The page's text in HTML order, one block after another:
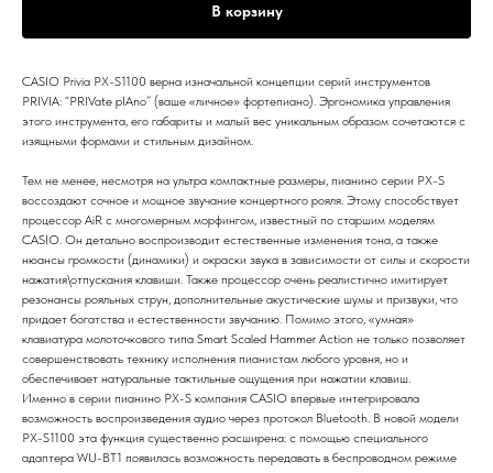
В корзину
CASIO Privia PX-S1100 верна изначальной концепции серий инструментов
PRIVIA: “PRIVate pIAno” (ваше «личное» фортепиано). Эргономика управления
этого инструмента, его габариты и малый вес уникальным образом сочетаются с
изящными формами и стильным дизайном.
Тем не менее, несмотря на ультра компактные размеры, пианино серии PX-S
воссоздают сочное и мощное звучание концертного рояля. Этому способствует
процессор AiR с многомерным морфингом, известный по старшим моделям
CASIO. Он детально воспроизводит естественные изменения тона, а также
нюансы громкости (динамики) и окраски звука в зависимости от силы и скорости
нажатия\отпускания клавиши. Также процессор очень реалистично имитирует
резонансы рояльных струн, дополнительные акустические шумы и призвуки, что
придает богатства и естественности звучанию. Помимо этого, «умная»
клавиатура молоточкового типа Smart Scaled Hammer Action не только позволяет
совершенствовать технику исполнения пианистам любого уровня, но и
обеспечивает натуральные тактильные ощущения при нажатии клавиш.
Именно в серии пианино PX-S компания CASIO впервые интегрировала
возможность воспроизведения аудио через протокол Bluetooth. В новой модели
PX-S1100 эта функция существенно расширена: с помощью специального
адаптера WU-BT1 появилась возможность передавать в беспроводном режиме